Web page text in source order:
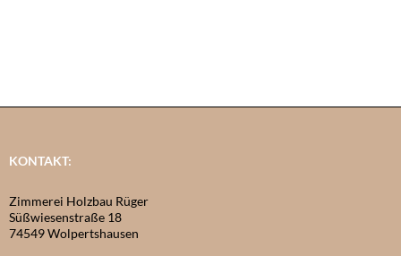
KONTAKT:
Zimmerei Holzbau Rüger
Süßwiesenstraße 18
74549 Wolpertshausen